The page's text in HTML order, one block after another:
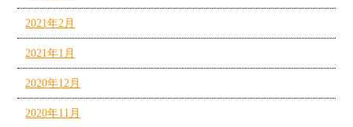
2021年2月
2021年1月
2020年12月
2020年11月